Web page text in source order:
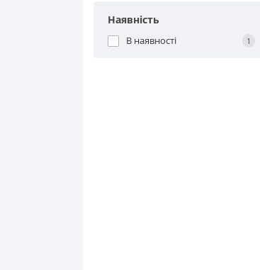
Наявність
В наявності 1